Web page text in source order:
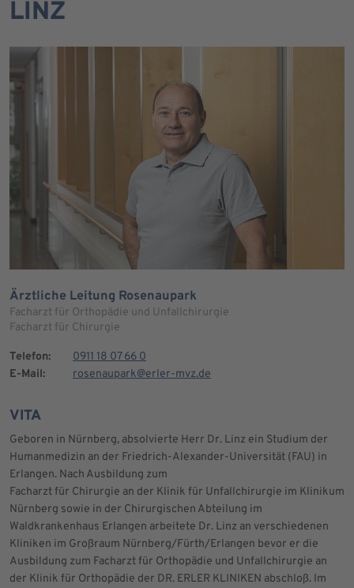
LINZ
Ärztliche Leitung Rosenaupark
Facharzt für Orthopädie und Unfallchirurgie
Facharzt für Chirurgie
Telefon:
0911 18 07 66 0
E-Mail:
rosenaupark@erler-mvz.de
VITA
Geboren in Nürnberg, absolvierte Herr Dr. Linz ein Studium der
Humanmedizin an der Friedrich-Alexander-Universität (FAU) in
Erlangen. Nach Ausbildung zum
Facharzt für Chirurgie an der Klinik für Unfallchirurgie im Klinikum
Nürnberg sowie in der Chirurgischen Abteilung im
Waldkrankenhaus Erlangen arbeitete Dr. Linz an verschiedenen
Kliniken im Großraum Nürnberg/Fürth/Erlangen bevor er die
Ausbildung zum Facharzt für Orthopädie und Unfallchirurgie an
der Klinik für Orthopädie der DR. ERLER KLINIKEN abschloß. Im